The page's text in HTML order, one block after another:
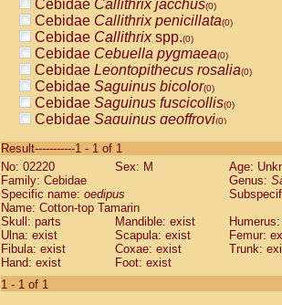
Cebidae Callithrix jacchus(0)
Cebidae Callithrix penicillata(0)
Cebidae Callithrixspp.(0)
Cebidae Cebuella pygmaea(0)
Cebidae Leontopithecus rosalia(0)
Cebidae Saguinus bicolor(0)
Cebidae Saguinus fuscicollis(0)
Cebidae Saguinus geoffroyi(0)
CebidaeSaguinus labiatus(0)
Cebidae Saguinus leucopus (0)
Cebidae
CebidaeSaguinus mystax
Cebidae Saguinus nigricollis (0)
Cebidae Saguinus oedipus
Cebidae Saguinus weddelli
Cebidae Saguinusspp.
Cebidae
Result-----------1 - 1 of 1
No: 02220
Sex: M
Age:
Family: Cebidae
Genus:
Specific name: oedipus
Name: Cotton-top Tamarin
Skull: parts
Mandible: exist
Ulna: exist
Scapula: exist
Femur:
Fibula: exist
Coxae: exist
Trunk:
Hand: exist
Foot: exist
1 - 1 of 1